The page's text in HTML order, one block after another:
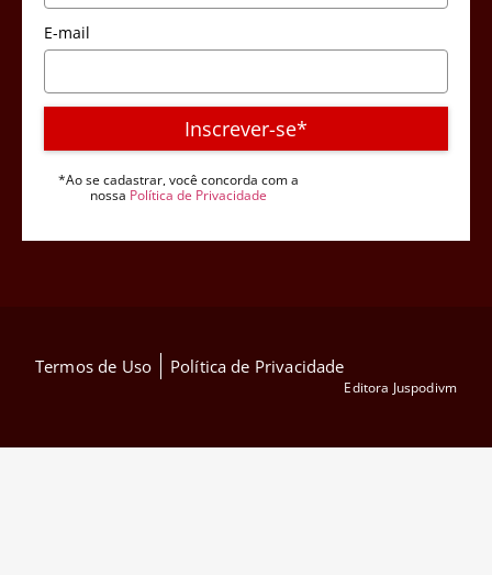
E-mail
Inscrever-se*
*Ao se cadastrar, você concorda com a
nossa Política de Privacidade
Termos de Uso Política de Privacidade
Editora Juspodivm